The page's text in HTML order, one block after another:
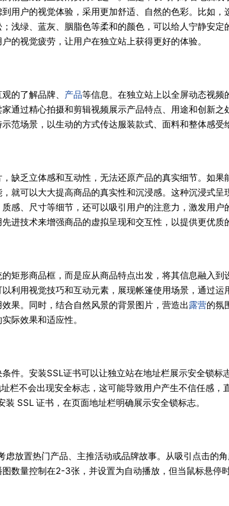
用户的视觉体验，采用更加舒适、自然的色彩。比如
浅绿、蓝灰、胭脂色等柔和的颜色，可以给人宁静安
的视觉疲劳，让用户在独立站上获得更好的体验。
的了解品牌、 产品等信息。在独立站上以全屏动态视频
通过精心拍摄和剪辑视频展示产品特点、用途和创新
范场景，以生动的方式传达服装款式、面料和整体感受
缺乏立体感和互动性，无法还原产品的真实细节。如
就可以大大提高商品的真实性和沉浸感。这种沉浸式
感、尺寸等细节，还可以吸引用户的注意力，激发用户
进技术来增强商品的虚拟呈现和交互性，以提供更优质
矩形商品框，而是应从商品特点出发，将其信息融入
利用视觉技巧和互动元素，展现帐篷使用场景，通过运
果。同时，结合自然风景的背景图片，营造出露营的氛
际效果和适应性。
件。安装SSL证书可以让独立站在地址栏展示安全锁标
栏不会出现安全标志，这可能导致用户产生不信任感，
SSL 证书，在页面地址栏明确展示安全锁标志。
放置热门产品、主推活动或品牌故事。从吸引点击的角
数量控制在2-3张，并设置为自动播放，但当鼠标悬停